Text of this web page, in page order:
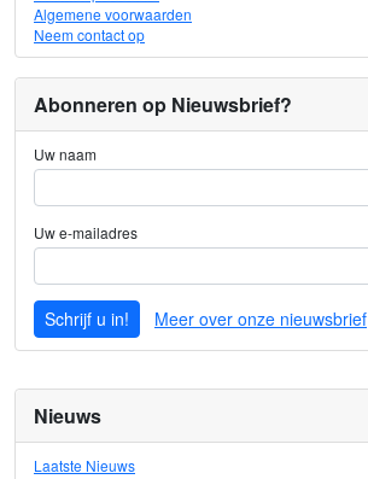
Algemene voorwaarden
Neem contact op
Abonneren op Nieuwsbrief?
Uw naam
Uw e-mailadres
Schrijf u in! Meer over onze nieuwsbrief
Nieuws
Laatste Nieuws